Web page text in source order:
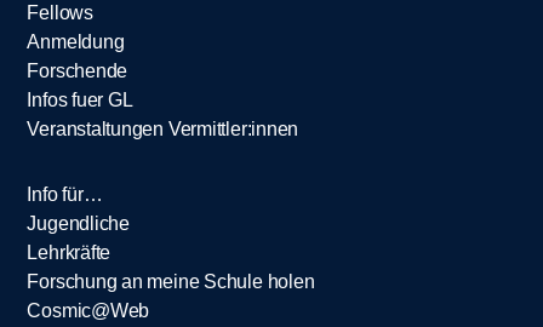
Fellows
Anmeldung
Forschende
Infos fuer GL
Veranstaltungen Vermittler:innen
Info für…
Jugendliche
Lehrkräfte
Forschung an meine Schule holen
Cosmic@Web